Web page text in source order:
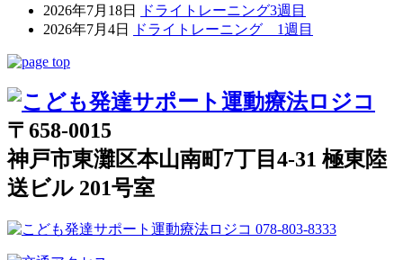
2026年7月18日
ドライトレーニング3週目
2026年7月4日
ドライトレーニング 1週目
〒658-0015
神戸市東灘区本山南町7丁目4-31 極東陸
送ビル 201号室